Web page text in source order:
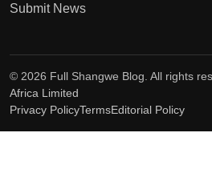
Submit News
© 2026 Full Shangwe Blog. All rights
Africa Limited
Privacy PolicyTermsEditorial Policy